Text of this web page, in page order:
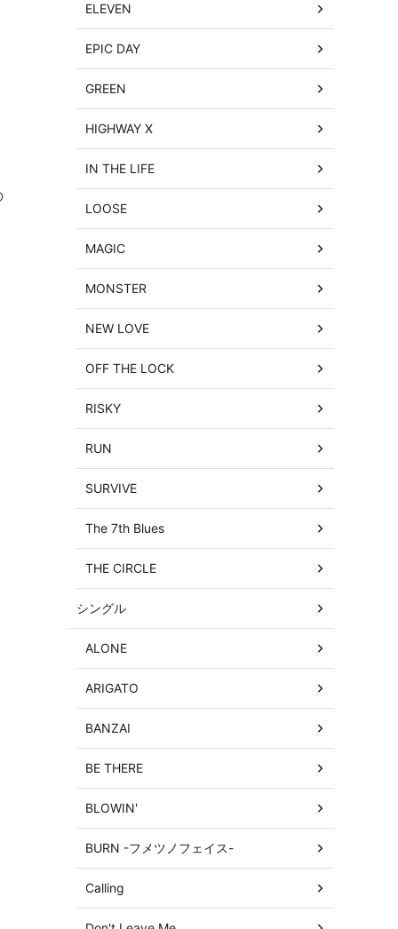
ELEVEN
EPIC DAY
GREEN
HIGHWAY X
IN THE LIFE
LOOSE
MAGIC
MONSTER
NEW LOVE
OFF THE LOCK
RISKY
RUN
SURVIVE
The 7th Blues
THE CIRCLE
シングル
ALONE
ARIGATO
BANZAI
BE THERE
BLOWIN'
BURN -フメツノフェイス-
Calling